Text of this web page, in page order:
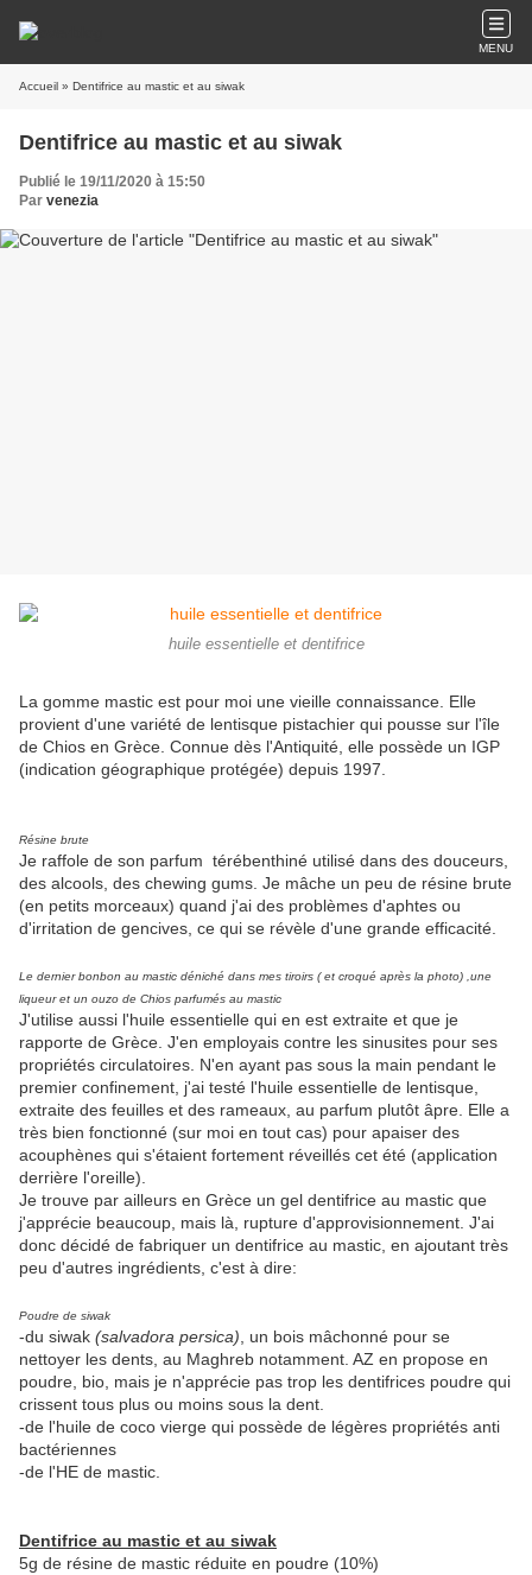
MENU
Accueil » Dentifrice au mastic et au siwak
Dentifrice au mastic et au siwak
Publié le 19/11/2020 à 15:50
Par venezia
huile essentielle et dentifrice
La gomme mastic est pour moi une vieille connaissance. Elle
provient d'une variété de lentisque pistachier qui pousse sur l'île
de Chios en Grèce. Connue dès l'Antiquité, elle possède un IGP
(indication géographique protégée) depuis 1997.
Résine brute
Je raffole de son parfum térébenthiné utilisé dans des douceurs,
des alcools, des chewing gums. Je mâche un peu de résine brute
(en petits morceaux) quand j'ai des problèmes d'aphtes ou
d'irritation de gencives, ce qui se révèle d'une grande efficacité.
Le dernier bonbon au mastic déniché dans mes tiroirs ( et croqué après la photo) ,une
liqueur et un ouzo de Chios parfumés au mastic
J'utilise aussi l'huile essentielle qui en est extraite et que je
rapporte de Grèce. J'en employais contre les sinusites pour ses
propriétés circulatoires. N'en ayant pas sous la main pendant le
premier confinement, j'ai testé l'huile essentielle de lentisque,
extraite des feuilles et des rameaux, au parfum plutôt âpre. Elle a
très bien fonctionné (sur moi en tout cas) pour apaiser des
acouphènes qui s'étaient fortement réveillés cet été (application
derrière l'oreille).
Je trouve par ailleurs en Grèce un gel dentifrice au mastic que
j'apprécie beaucoup, mais là, rupture d'approvisionnement. J'ai
donc décidé de fabriquer un dentifrice au mastic, en ajoutant très
peu d'autres ingrédients, c'est à dire:
Poudre de siwak
-du siwak (salvadora persica) , un bois mâchonné pour se
nettoyer les dents, au Maghreb notamment. AZ en propose en
poudre, bio, mais je n'apprécie pas trop les dentifrices poudre qui
crissent tous plus ou moins sous la dent.
-de l'huile de coco vierge qui possède de légères propriétés anti
bactériennes
-de l'HE de mastic.
Dentifrice au mastic et au siwak
5g de résine de mastic réduite en poudre (10%)